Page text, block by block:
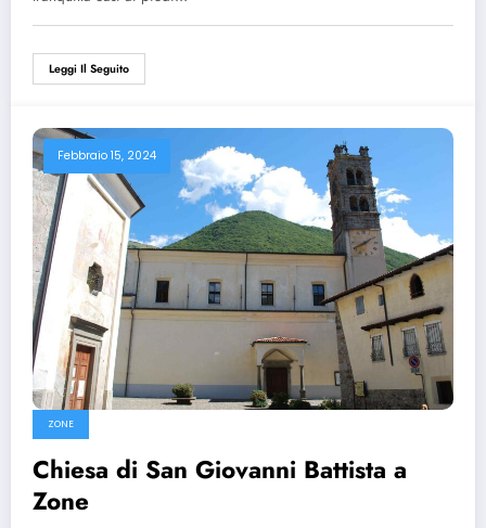
Leggi Il Seguito
Febbraio 15, 2024
ZONE
Chiesa di San Giovanni Battista a
Zone